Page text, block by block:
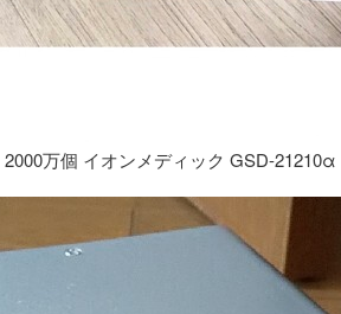
万個 イオンメディック GSD-21210α